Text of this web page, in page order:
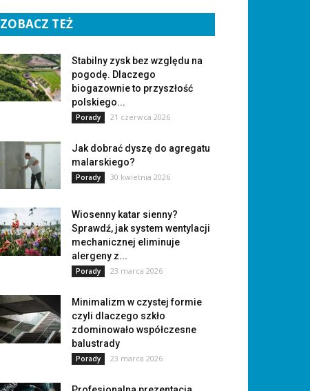
ZOBACZ TEŻ
Stabilny zysk bez względu na
pogodę. Dlaczego
biogazownie to przyszłość
polskiego...
Porady 21 czerwca 2026
Jak dobrać dyszę do agregatu
malarskiego?
Porady 30 kwietnia 2026
Wiosenny katar sienny?
Sprawdź, jak system wentylacji
mechanicznej eliminuje
alergeny z...
Porady 23 marca 2026
Minimalizm w czystej formie
czyli dlaczego szkło
zdominowało współczesne
balustrady
Porady 23 marca 2026